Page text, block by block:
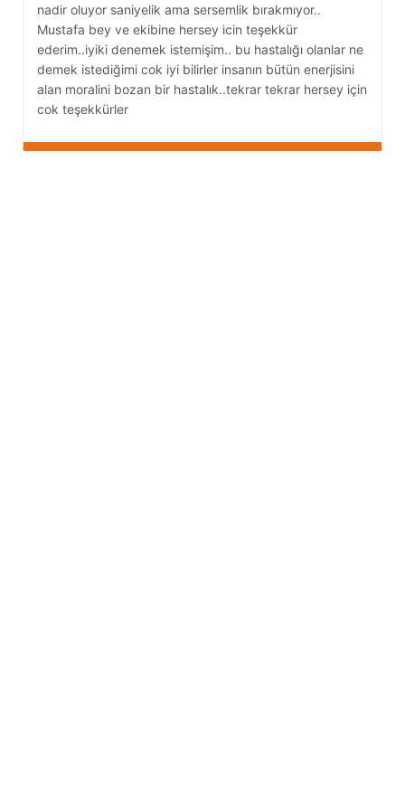
nadir oluyor saniyelik ama sersemlik bırakmıyor..
Mustafa bey ve ekibine hersey icin teşekkür
ederim..iyiki denemek istemişim.. bu hastalığı olanlar ne
demek istediğimi cok iyi bilirler insanın bütün enerjisini
alan moralini bozan bir hastalık..tekrar tekrar hersey için
cok teşekkürler